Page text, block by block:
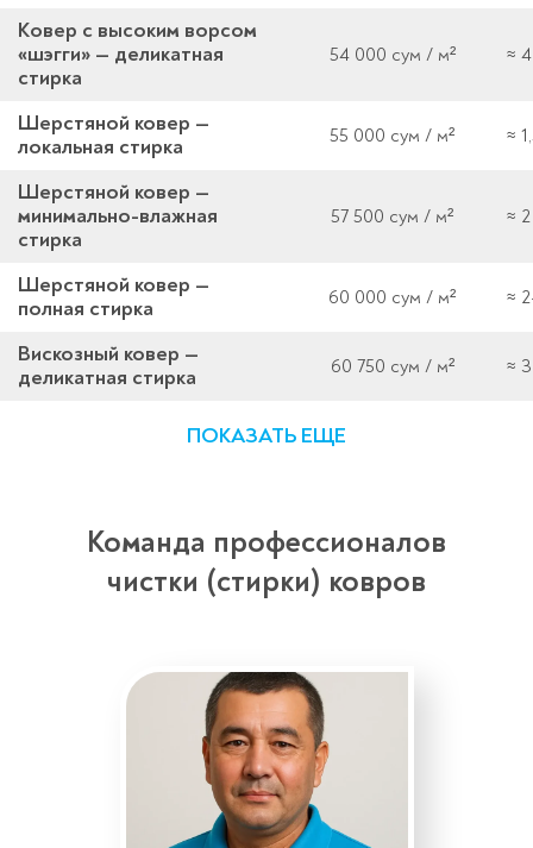
Ковер с высоким ворсом
«шэгги» — деликатная
стирка
54 000 сум / м² ≈
Шерстяной ковер —
локальная стирка
55 000 сум / м² ≈
Шерстяной ковер —
минимально-влажная
стирка
57 500 сум / м² ≈
Шерстяной ковер —
полная стирка
60 000 сум / м² ≈
Вискозный ковер —
деликатная стирка
60 750 сум / м² ≈
ПОКАЗАТЬ ЕЩЕ
Команда профессионалов
чистки (стирки) ковров